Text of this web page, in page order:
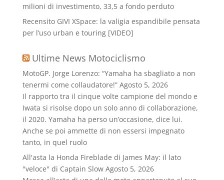
milioni di investimento, 33,5 a fondo perduto
Recensito GIVI XSpace: la valigia espandibile pensata
per l’uso urban e touring [VIDEO]
Ultime News Motociclismo
MotoGP. Jorge Lorenzo: “Yamaha ha sbagliato a non
tenermi come collaudatore!” Agosto 5, 2026
Il rapporto tra il cinque volte campione del mondo e
Iwata si risolse dopo un solo anno di collaborazione,
il 2020. Yamaha ha perso un’occasione, dice lui.
Anche se poi ammette di non essersi impegnato
tanto, in quel ruolo
All'asta la Honda Fireblade di James May: il lato
"veloce" di Captain Slow Agosto 5, 2026